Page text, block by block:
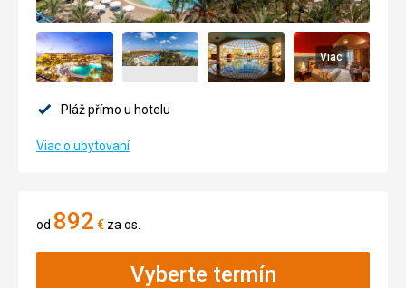
Viac
Pláž přímo u hotelu
Viac o ubytovaní
od 892 € za os.
Vyberte termín